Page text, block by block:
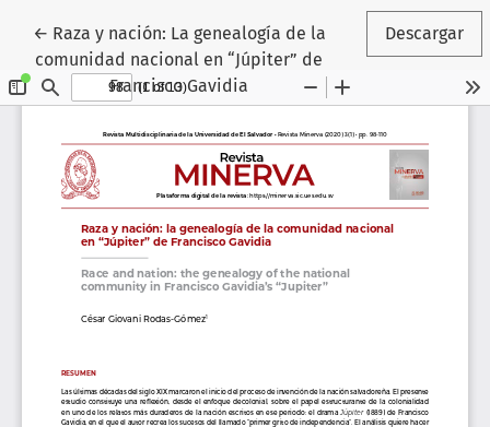
← Volver a los detalles del artículo
Raza y nación: La genealogía de la
comunidad nacional en “Júpiter” de
Francisco Gavidia
Descargar